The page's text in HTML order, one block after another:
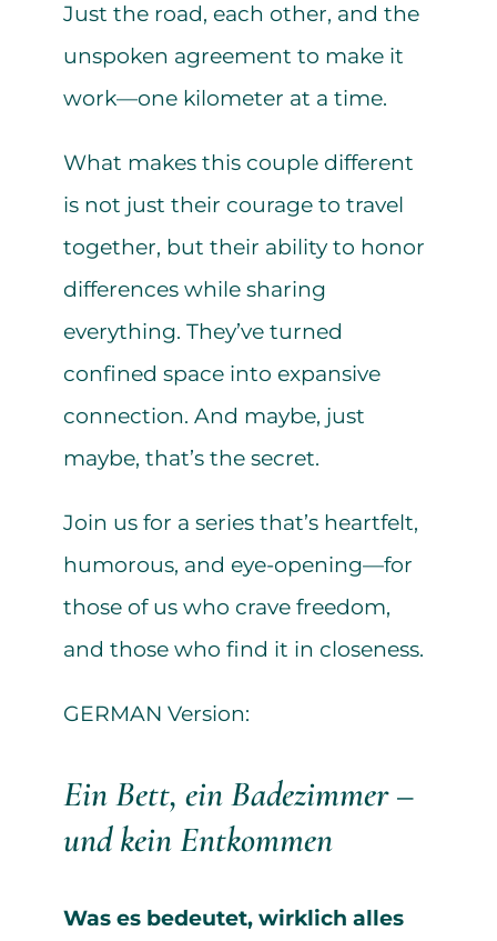
Just the road, each other, and the
unspoken agreement to make it
work—one kilometer at a time.
What makes this couple different
is not just their courage to travel
together, but their ability to honor
differences while sharing
everything. They’ve turned
confined space into expansive
connection. And maybe, just
maybe, that’s the secret.
Join us for a series that’s heartfelt,
humorous, and eye-opening—for
those of us who crave freedom,
and those who find it in closeness.
GERMAN Version:
Ein Bett, ein Badezimmer –
und kein Entkommen
Was es bedeutet, wirklich alles